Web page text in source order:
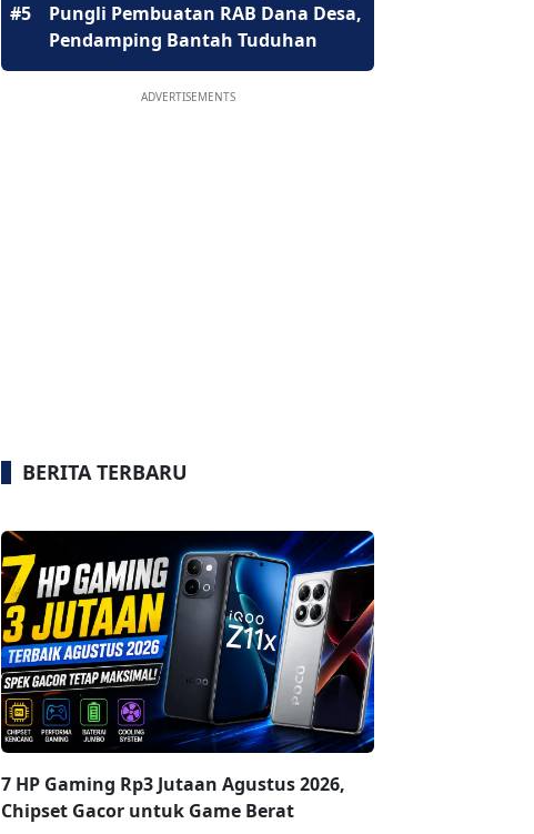
#5
Pungli Pembuatan RAB Dana Desa,
Pendamping Bantah Tuduhan
ADVERTISEMENTS
BERITA TERBARU
7 HP Gaming Rp3 Jutaan Agustus 2026,
Chipset Gacor untuk Game Berat